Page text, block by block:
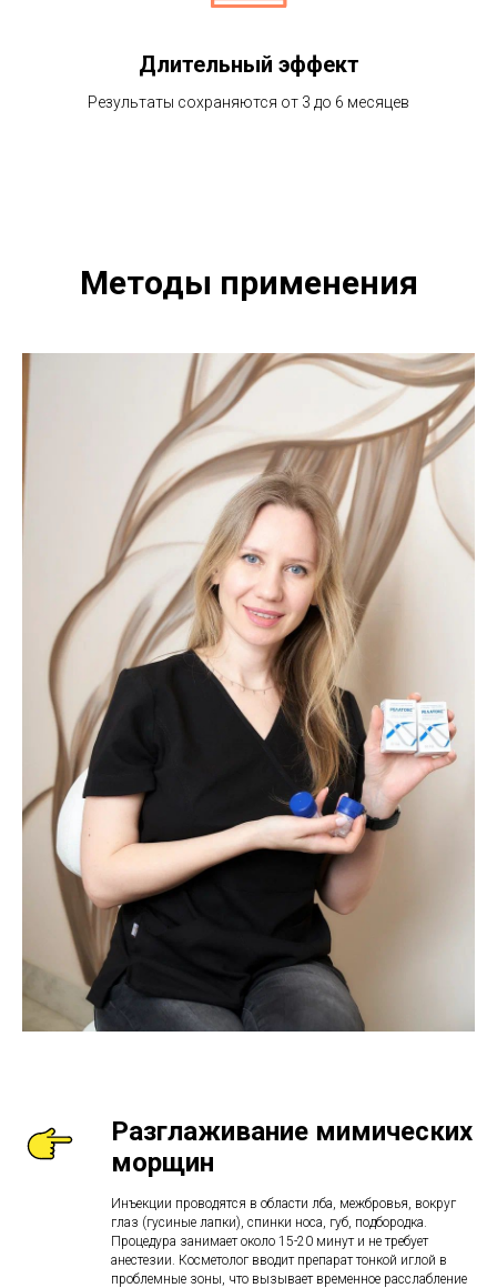
Длительный эффект
Результаты сохраняются от 3 до 6 месяцев
Методы применения
Разглаживание мимических
морщин
Инъекции проводятся в области лба, межбровья, вокруг
глаз (гусиные лапки), спинки носа, губ, подбородка.
Процедура занимает около 15-20 минут и не требует
анестезии. Косметолог вводит препарат тонкой иглой в
проблемные зоны, что вызывает временное расслабление